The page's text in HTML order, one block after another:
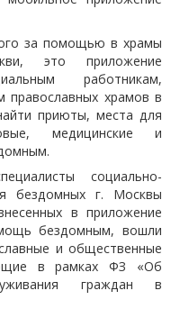
за помощью в храмы
это приложение
работникам,
православных храмов в
приюты, места для
медицинские и
социально-
бездомных г. Москвы
в приложение
бездомным, вошли
и общественные
в рамках ФЗ «Об
граждан в